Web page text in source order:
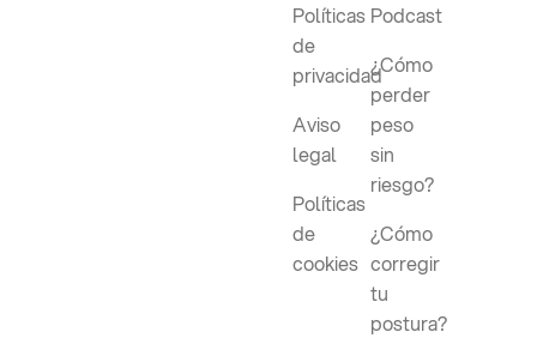
Políticas
de
privacidad
Aviso
legal
Políticas
de
cookies
Podcast
¿Cómo
perder
peso
sin
riesgo?
¿Cómo
corregir
tu
postura?